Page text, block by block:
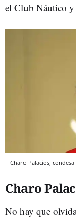
el Club Náutico y
Charo Palacios,
Charo
No hay que